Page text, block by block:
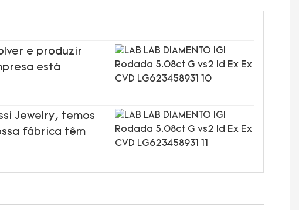
e produzir
está
Jewelry, temos
fábrica têm